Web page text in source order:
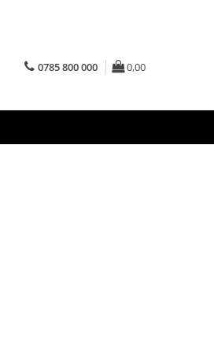
0785 800 000 0,00